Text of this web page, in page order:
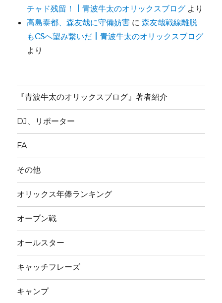
チャド残留！ | 青波牛太のオリックスブログ より
高島泰都、森友哉に守備妨害 に森友哉戦線離脱
もCSへ望み繋いだ | 青波牛太のオリックスブログ
より
『青波牛太のオリックスブログ』著者紹介
DJ、リポーター
FA
その他
オリックス年俸ランキング
オープン戦
オールスター
キャッチフレーズ
キャンプ